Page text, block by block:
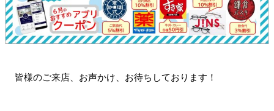
皆様のご来店、お声かけ、お待ちしております！